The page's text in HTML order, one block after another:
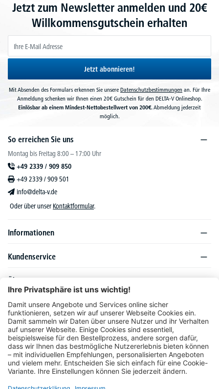
Jetzt zum Newsletter anmelden und 20€
Willkommensgutschein erhalten
Jetzt abonnieren!
Mit Absenden des Formulars erkennen Sie unsere Datenschutzbestimmungen an. Für Ihre
Anmeldung schenken wir Ihnen einen 20€ Gutschein für den DELTA-V Onlineshop.
Einlösbar ab einem Mindest-Nettobestellwert von 200€.Abmeldung jederzeit
möglich.
So erreichen Sie uns
Montag bis Freitag 8:00 – 17:00 Uhr
+49 2339 / 909 850
+49 2339 / 909 501
info@delta-v.de
Oder über unser Kontaktformular.
Informationen
Kundenservice
Über DELTA-V
Produktsortiment
Ratgeber
Folgen Sie uns auch auf